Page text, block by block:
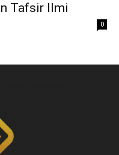
Tafsir Ilmi
0